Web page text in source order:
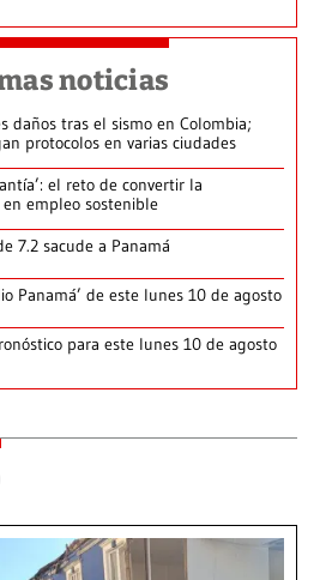
noticias
daños tras el sismo en Colombia;
protocolos en varias ciudades
el reto de convertir la
empleo sostenible
7.2 sacude a Panamá
Panamá’ de este lunes 10 de agosto
para este lunes 10 de agosto